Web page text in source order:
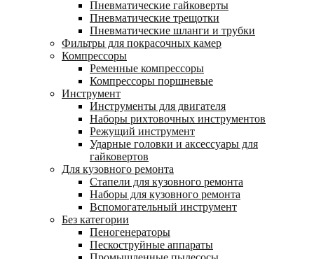
Пневматические гайковерты
Пневматические трещотки
Пневматические шланги и трубки
Фильтры для покрасочных камер
Компрессоры
Ременные компрессоры
Компрессоры поршневые
Инструмент
Инструменты для двигателя
Наборы рихтовочных инструментов
Режущий инструмент
Ударные головки и аксессуары для
гайковертов
Для кузовного ремонта
Стапели для кузовного ремонта
Наборы для кузовного ремонта
Вспомогательный инструмент
Без категории
Пеногенераторы
Пескоструйные аппараты